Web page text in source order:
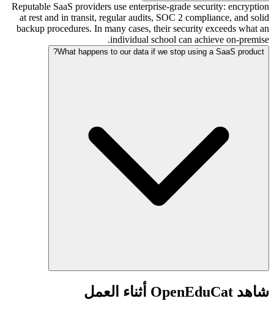
Reputable SaaS providers use enterprise-grade security: encryption
at rest and in transit, regular audits, SOC 2 compliance, and solid
backup procedures. In many cases, their security exceeds what an
individual school can achieve on-premise.
What happens to our data if we stop using a SaaS product?
شاهد OpenEduCat أثناء العمل